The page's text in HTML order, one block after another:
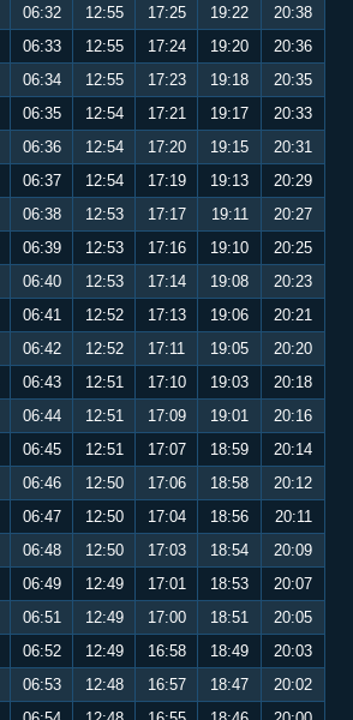
06:32 12:55 17:25 19:22
20:38
06:33 12:55 17:24 19:20
20:36
06:34 12:55 17:23 19:18
20:35
06:35 12:54 17:21 19:17
20:33
06:36 12:54 17:20 19:15
20:31
06:37 12:54 17:19 19:13
20:29
06:38 12:53 17:17 19:11
20:27
06:39 12:53 17:16 19:10
20:25
06:40 12:53 17:14 19:08
20:23
06:41 12:52 17:13 19:06
20:21
06:42 12:52 17:11 19:05
20:20
06:43 12:51 17:10 19:03
20:18
06:44 12:51 17:09 19:01
20:16
06:45 12:51 17:07 18:59
20:14
06:46 12:50 17:06 18:58
20:12
06:47 12:50 17:04 18:56
20:11
06:48 12:50 17:03 18:54
20:09
06:49 12:49 17:01 18:53
20:07
06:51 12:49 17:00 18:51
20:05
06:52 12:49 16:58 18:49
20:03
06:53 12:48 16:57 18:47
20:02